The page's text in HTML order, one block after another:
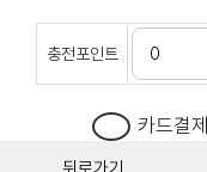
충전포인트
카드결제